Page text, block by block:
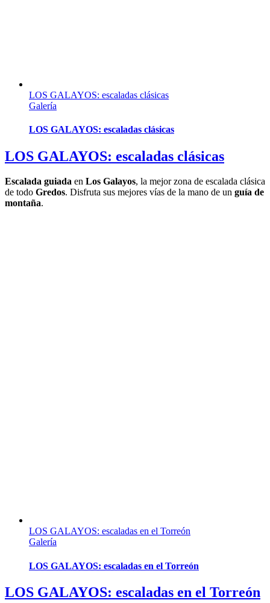
LOS GALAYOS: escaladas clásicas
Galería
LOS GALAYOS: escaladas clásicas
LOS GALAYOS: escaladas clásicas
Escalada guiada en Los Galayos, la mejor zona de escalada clásica
de todo Gredos. Disfruta sus mejores vías de la mano de un guía de
montaña.
LOS GALAYOS: escaladas en el Torreón
Galería
LOS GALAYOS: escaladas en el Torreón
LOS GALAYOS: escaladas en el Torreón